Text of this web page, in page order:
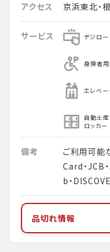
アクセス 京浜東北
サービス デジロー
身障者
エレベー
自動土産
ロッカー
備考
ご利用可能
Card・
b・
品切れ情報